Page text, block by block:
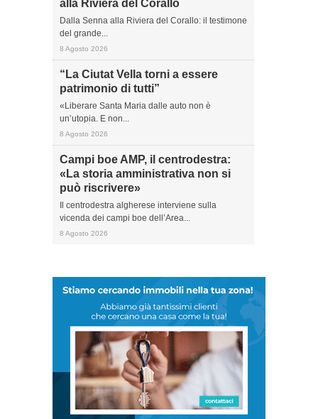
alla Riviera del Corallo
Dalla Senna alla Riviera del Corallo: il testimone
del grande...
8 Agosto 2026
“La Ciutat Vella torni a essere
patrimonio di tutti”
«Liberare Santa Maria dalle auto non è
un’utopia. E non...
8 Agosto 2026
Campi boe AMP, il centrodestra:
«La storia amministrativa non si
può riscrivere»
Il centrodestra algherese interviene sulla
vicenda dei campi boe dell’Area...
8 Agosto 2026